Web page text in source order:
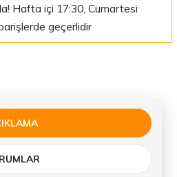
Hafta içi 17:30, Cumartesi
geçerlidir